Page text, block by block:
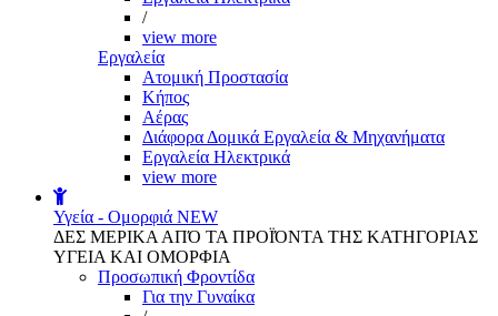
/
view more
Εργαλεία
Aτομική Προστασία
Kήπος
Αέρας
Διάφορα Δομικά Εργαλεία & Μηχανήματα
Εργαλεία Ηλεκτρικά
view more
Υγεία - Ομορφιά NEW
ΔΕΣ ΜΕΡΙΚΑ ΑΠΌ ΤΑ ΠΡΟΪΌΝΤΑ ΤΗΣ ΚΑΤΗΓΟΡΙΑΣ
ΥΓΕΙΑ ΚΑΙ ΟΜΟΡΦΙΑ
Προσωπική Φροντίδα
Για την Γυναίκα